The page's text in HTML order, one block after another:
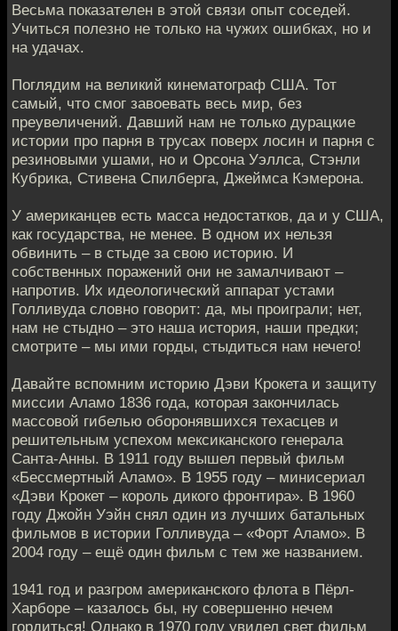
Весьма показателен в этой связи опыт соседей.
Учиться полезно не только на чужих ошибках, но и
на удачах.
Поглядим на великий кинематограф США. Тот
самый, что смог завоевать весь мир, без
преувеличений. Давший нам не только дурацкие
истории про парня в трусах поверх лосин и парня с
резиновыми ушами, но и Орсона Уэллса, Стэнли
Кубрика, Стивена Спилберга, Джеймса Кэмерона.
У американцев есть масса недостатков, да и у США,
как государства, не менее. В одном их нельзя
обвинить – в стыде за свою историю. И
собственных поражений они не замалчивают –
напротив. Их идеологический аппарат устами
Голливуда словно говорит: да, мы проиграли; нет,
нам не стыдно – это наша история, наши предки;
смотрите – мы ими горды, стыдиться нам нечего!
Давайте вспомним историю Дэви Крокета и защиту
миссии Аламо 1836 года, которая закончилась
массовой гибелью оборонявшихся техасцев и
решительным успехом мексиканского генерала
Санта-Анны. В 1911 году вышел первый фильм
«Бессмертный Аламо». В 1955 году – минисериал
«Дэви Крокет – король дикого фронтира». В 1960
году Джойн Уэйн снял один из лучших батальных
фильмов в истории Голливуда – «Форт Аламо». В
2004 году – ещё один фильм с тем же названием.
1941 год и разгром американского флота в Пёрл-
Харборе – казалось бы, ну совершенно нечем
гордиться! Однако в 1970 году увидел свет фильм